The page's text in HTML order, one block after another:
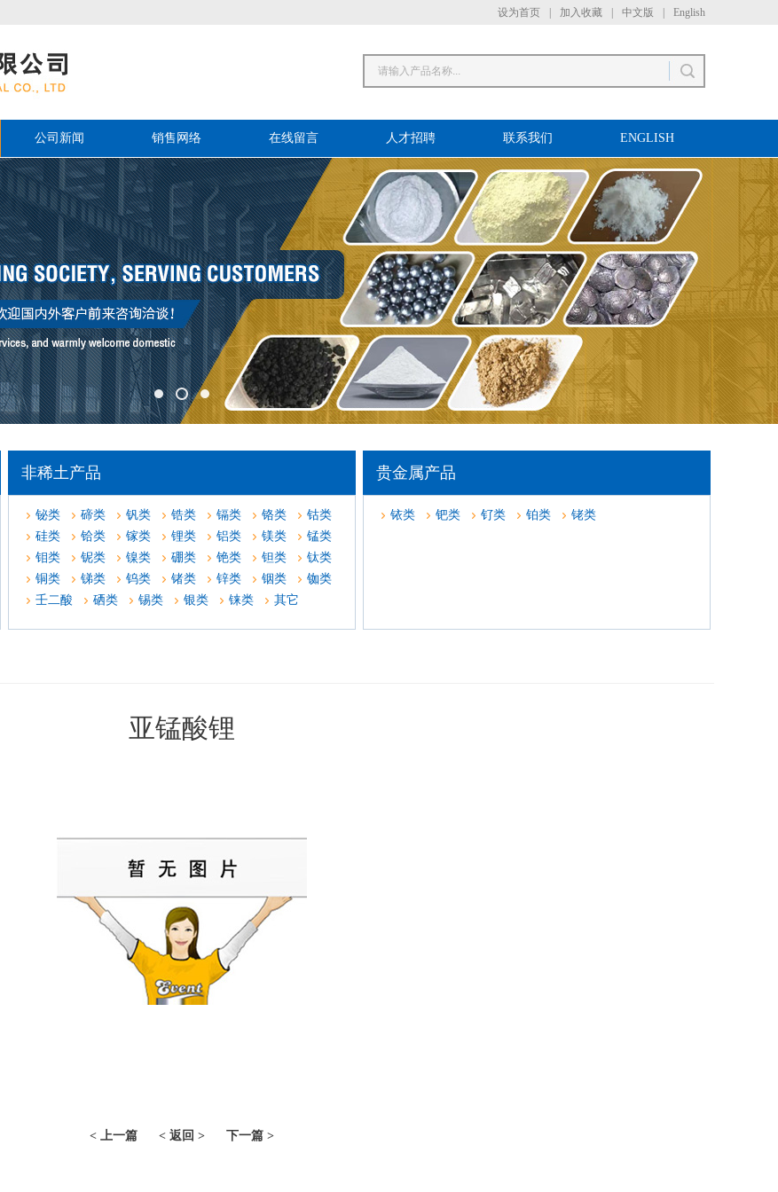
设为首页 加入收藏 中文版 English
公司新闻 销售网络 在线留言 人才招聘 联系我们 ENGLISH
非稀土产品
铋类 碲类 钒类 锆类 镉类 铬类
钴类
硅类
铪类 镓类 锂类 铝类 镁类
锰类
钼类
铌类 镍类 硼类 铯类 钽类
钛类
铜类
锑类 钨类 锗类 锌类 铟类
铷类
壬二酸
硒类 锡类 银类 铼类 其它
贵金属产品
铱类 钯类 钌类 铂类 铑类
亚锰酸锂
< 上一篇 < 返回 > 下一篇 >